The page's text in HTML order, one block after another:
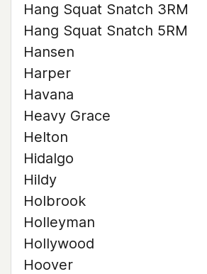
Hang Squat Snatch 3RM
Hang Squat Snatch 5RM
Hansen
Harper
Havana
Heavy Grace
Helton
Hidalgo
Hildy
Holbrook
Holleyman
Hollywood
Hoover